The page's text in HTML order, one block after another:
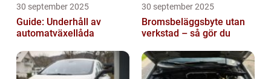
30 september 2025
Guide: Underhåll av
automatväxellåda
30 september 2025
Bromsbeläggsbyte utan
verkstad – så gör du